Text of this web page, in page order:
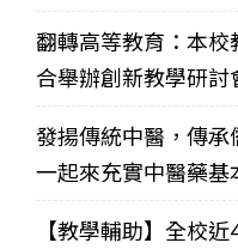
翻轉高等教育：本
合舉辦創新教學研討
發揚傳統中醫，傳
一起來充實中醫藥基
【教學輔助】全校